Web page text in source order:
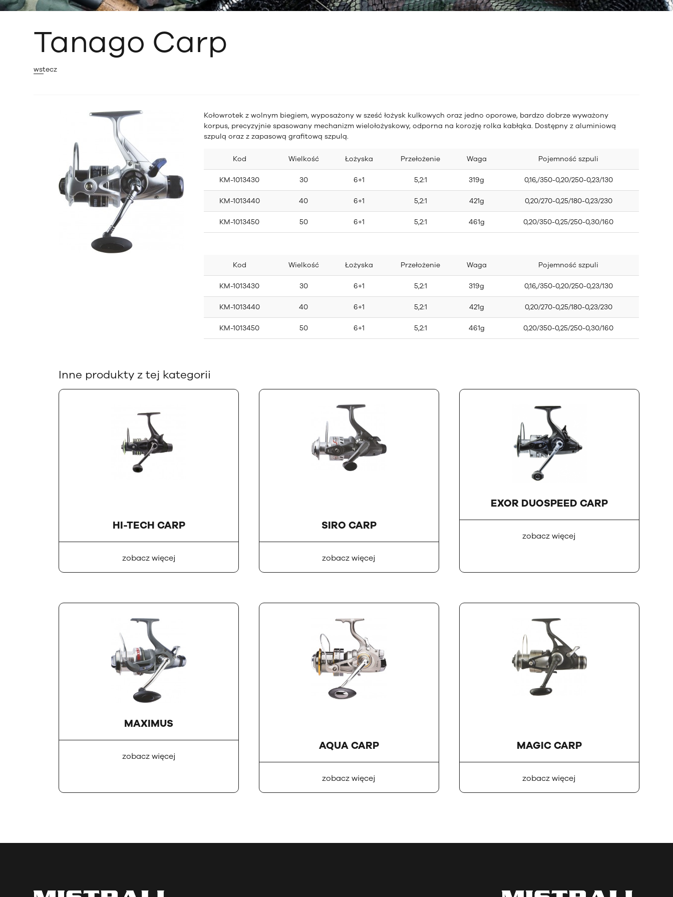
Tanago Carp
wstecz
Kołowrotek z wolnym biegiem, wyposażony w sześć łożysk kulkowych oraz jedno oporowe, bardzo dobrze wyważony
korpus, precyzyjnie spasowany mechanizm wielołożyskowy, odporna na korozję rolka kabłąka. Dostępny z aluminiową
szpulą oraz z zapasową grafitową szpulą.
Kod Wielkość Łożyska Przełożenie Waga Pojemność szpuli
KM-1013430 30 6+1 5,2:1 319g 0,16,/350-0,20/250-0,23/130
KM-1013440 40 6+1 5,2:1 421g 0,20/270-0,25/180-0,23/230
KM-1013450 50 6+1 5,2:1 461g 0,20/350-0,25/250-0,30/160
Kod Wielkość Łożyska Przełożenie Waga Pojemność szpuli
KM-1013430 30 6+1 5,2:1 319g 0,16,/350-0,20/250-0,23/130
KM-1013440 40 6+1 5,2:1 421g 0,20/270-0,25/180-0,23/230
KM-1013450 50 6+1 5,2:1 461g 0,20/350-0,25/250-0,30/160
Inne produkty z tej kategorii
HI-TECH CARP
zobacz więcej
SIRO CARP
zobacz więcej
EXOR DUOSPEED CARP
zobacz więcej
MAXIMUS
zobacz więcej
AQUA CARP
zobacz więcej
MAGIC CARP
zobacz więcej